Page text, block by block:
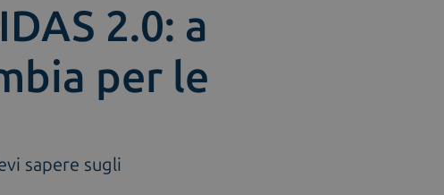
2.0: a
per le
sapere sugli